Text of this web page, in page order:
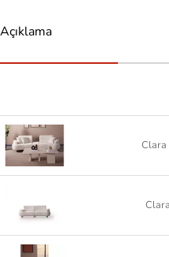
Açıklama
Clara